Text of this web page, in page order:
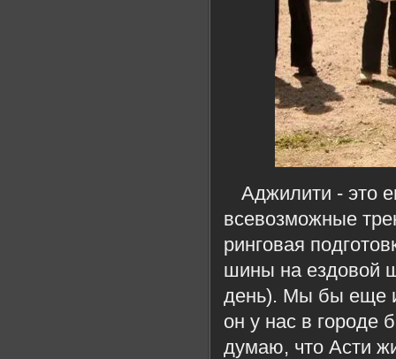
Аджилити - это
всевозможные
ринговая
шины на ездовой
день). Мы бы еще и
он у нас в городе
думаю, что Асти